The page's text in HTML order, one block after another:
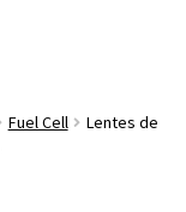
Fuel Cell
Lentes de